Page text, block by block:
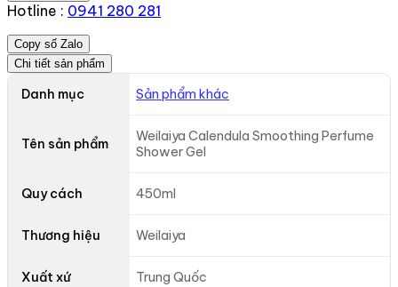
Hotline : 0941 280 281
Copy số Zalo
Chi tiết sản phẩm
Danh mục Sản phẩm khác
Tên sản phẩm
Weilaiya Calendula Smoothing Perfume
Shower Gel
Quy cách 450ml
Thương hiệu Weilaiya
Xuất xứ Trung Quốc